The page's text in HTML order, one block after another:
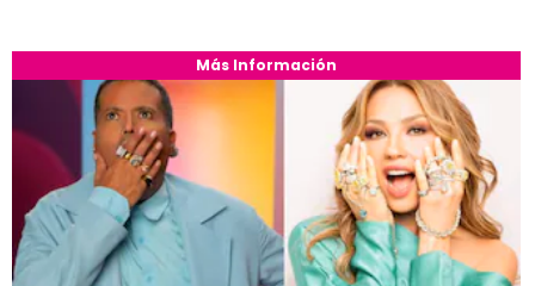
Más Información